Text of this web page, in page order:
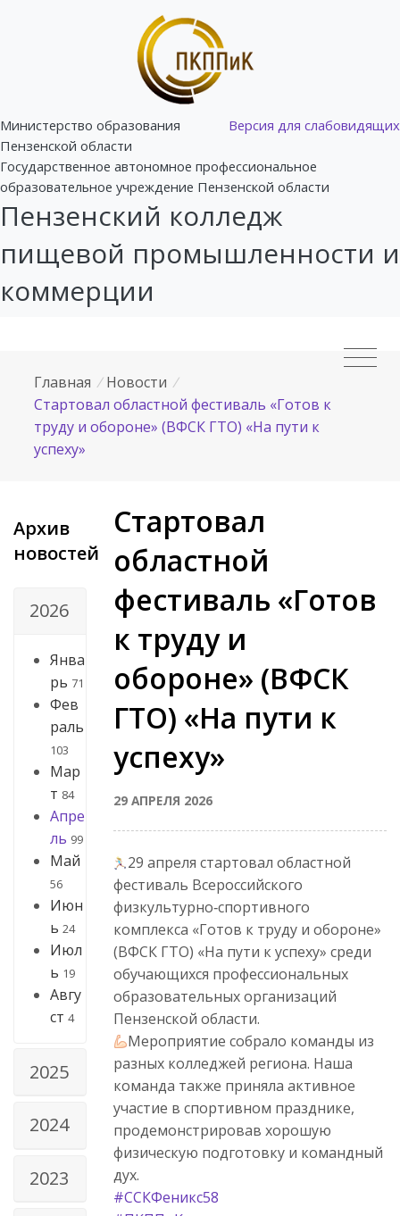
Версия для слабовидящих
Министерство образования
Пензенской области
Государственное автономное профессиональное
образовательное учреждение Пензенской области
Пензенский колледж
пищевой промышленности и
коммерции
Главная / Новости /
Стартовал областной фестиваль «Готов к
труду и обороне» (ВФСК ГТО) «На пути к
успеху»
Архив
новостей
2026
Янва
рь 71
Фев
раль
103
Мар
т 84
Апре
ль 99
Май
56
Июн
ь 24
Июл
ь 19
Авгу
ст 4
2025
2024
2023
Стартовал
областной
фестиваль «Готов
к труду и
обороне» (ВФСК
ГТО) «На пути к
успеху»
29 АПРЕЛЯ 2026
29 апреля стартовал областной
фестиваль Всероссийского
физкультурно‑спортивного
комплекса «Готов к труду и обороне»
(ВФСК ГТО) «На пути к успеху» среди
обучающихся профессиональных
образовательных организаций
Пензенской области.
Мероприятие собрало команды из
разных колледжей региона. Наша
команда также приняла активное
участие в спортивном празднике,
продемонстрировав хорошую
физическую подготовку и командный
дух.
#ССКФеникс58